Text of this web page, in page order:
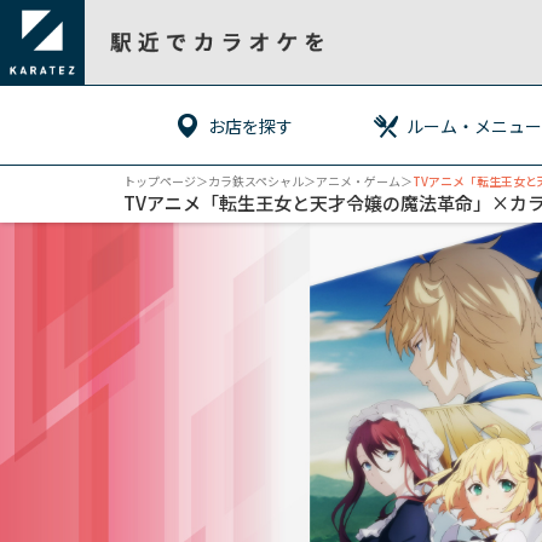
お店を探す ルーム・メニュー
トップページ＞カラ鉄スペシャル＞アニメ・ゲーム＞TVアニメ「転生王女
TVアニメ「転生王女と天才令嬢の魔法革命」×カ